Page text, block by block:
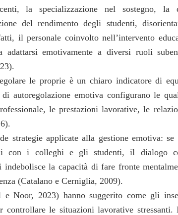
la specializzazione nel sostegno, la
del rendimento degli studenti,
il personale coinvolto nell’intervento
emotivamente a diversi ruoli
le proprie è un chiaro indicatore di
autoregolazione emotiva configurano le
le prestazioni lavorative, le
strategie applicate alla gestione emotiva: se
con i colleghi e gli studenti, il dialogo
la capacità di fare fronte
(Catalano e Cerniglia, 2009).
Noor, 2023) hanno suggerito come gli
controllare le situazioni lavorative stressanti.